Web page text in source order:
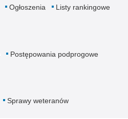
Ogłoszenia
Listy rankingowe
Postępowania podprogowe
Sprawy weteranów